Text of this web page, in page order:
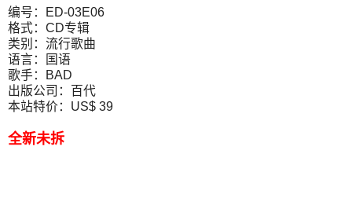
编号：ED-03E06
格式：CD专辑
类别：流行歌曲
语言：国语
歌手：BAD
出版公司：百代
本站特价：US$ 39
全新未拆